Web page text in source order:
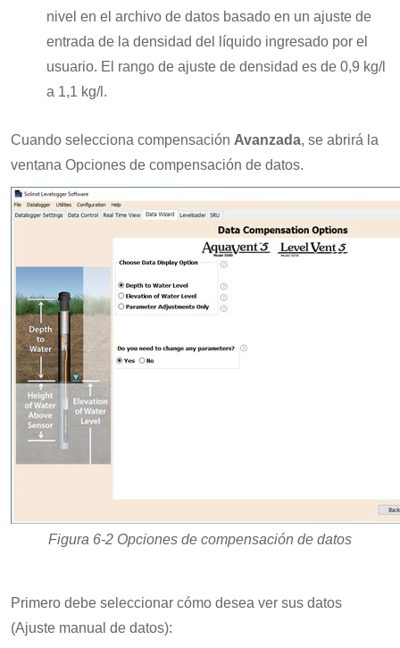
nivel en el archivo de datos basado en un ajuste de
entrada de la densidad del líquido ingresado por el
usuario. El rango de ajuste de densidad es de 0,9 kg/l
a 1,1 kg/l.
Cuando selecciona compensación Avanzada, se abrirá la
ventana Opciones de compensación de datos.
Figura 6-2 Opciones de compensación de datos
Primero debe seleccionar cómo desea ver sus datos
(Ajuste manual de datos):